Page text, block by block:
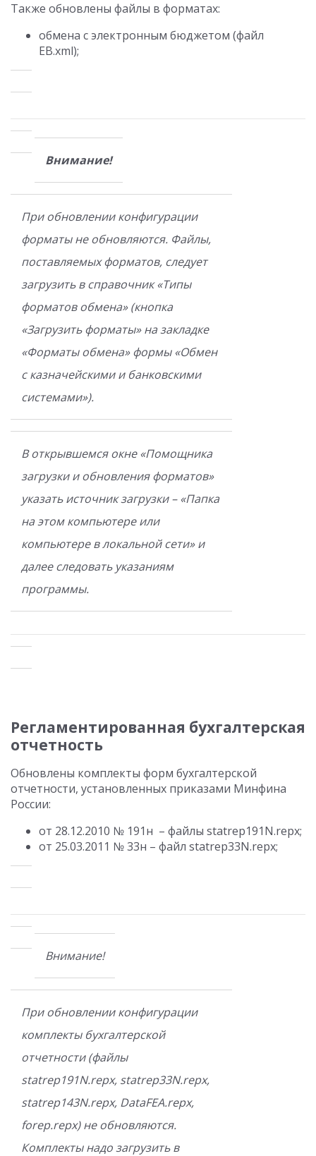
Также обновлены файлы в форматах:
обмена с электронным бюджетом (файл
EB.xml);
Внимание!
При обновлении конфигурации
форматы не обновляются. Файлы,
поставляемых форматов, следует
загрузить в справочник «Типы
форматов обмена» (кнопка
«Загрузить форматы» на закладке
«Форматы обмена» формы «Обмен
с казначейскими и банковскими
системами»).
В открывшемся окне «Помощника
загрузки и обновления форматов»
указать источник загрузки – «Папка
на этом компьютере или
компьютере в локальной сети» и
далее следовать указаниям
программы.
Регламентированная бухгалтерская
отчетность
Обновлены комплекты форм бухгалтерской
отчетности, установленных приказами Минфина
России:
от 28.12.2010 № 191н – файлы statrep191N.repx;
от 25.03.2011 № 33н – файл statrep33N.repx;
Внимание!
При обновлении конфигурации
комплекты бухгалтерской
отчетности (файлы
statrep191N.repx, statrep33N.repx,
statrep143N.repx, DataFEA.repx,
forep.repx) не обновляются.
Комплекты надо загрузить в